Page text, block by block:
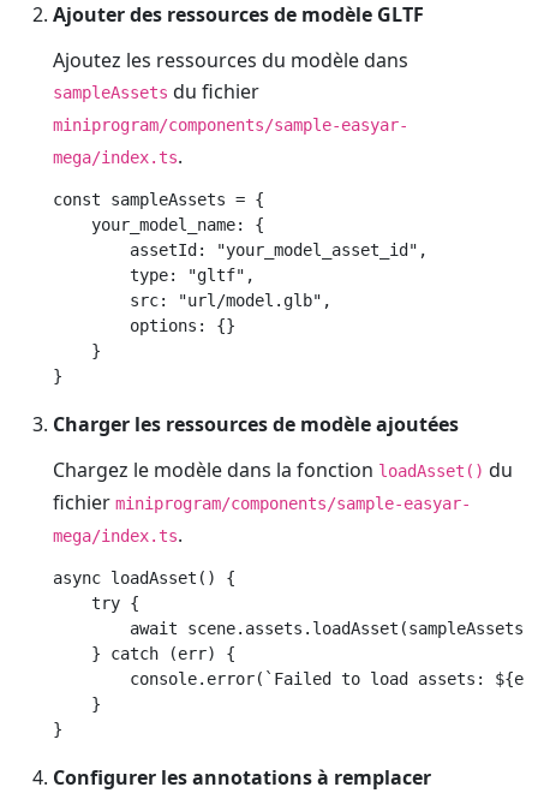
Ajouter des ressources de modèle GLTF
Ajoutez les ressources du modèle dans
sampleAssets du fichier
miniprogram/components/sample-easyar-
mega/index.ts.
const sampleAssets = {
    your_model_name: {
        assetId: "your_model_asset_id",
        type: "gltf",
        src: "url/model.glb",
        options: {}
    }
Charger les ressources de modèle ajoutées
Chargez le modèle dans la fonction loadAsset() du
fichier miniprogram/components/sample-easyar-
mega/index.ts.
async loadAsset() {
    try {
await
    } catch (err) {
console.error(`Failed to load assets:
    }
Configurer les annotations à remplacer